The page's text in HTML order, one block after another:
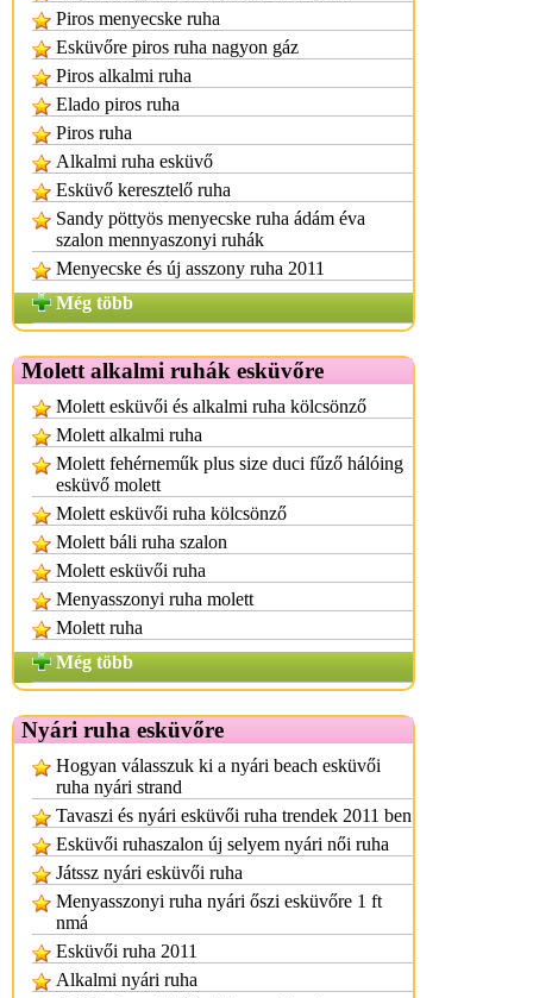
Piros menyecske ruha
Esküvőre piros ruha nagyon gáz
Piros alkalmi ruha
Elado piros ruha
Piros ruha
Alkalmi ruha esküvő
Esküvő keresztelő ruha
Sandy pöttyös menyecske ruha ádám éva
szalon mennyaszonyi ruhák
Menyecske és új asszony ruha 2011
Még több
Molett alkalmi ruhák esküvőre
Molett esküvői és alkalmi ruha kölcsönző
Molett alkalmi ruha
Molett fehérneműk plus size duci fűző hálóing
esküvő molett
Molett esküvői ruha kölcsönző
Molett báli ruha szalon
Molett esküvői ruha
Menyasszonyi ruha molett
Molett ruha
Még több
Nyári ruha esküvőre
Hogyan válasszuk ki a nyári beach esküvői
ruha nyári strand
Tavaszi és nyári esküvői ruha trendek 2011 ben
Esküvői ruhaszalon új selyem nyári női ruha
Játssz nyári esküvői ruha
Menyasszonyi ruha nyári őszi esküvőre 1 ft
nmá
Esküvői ruha 2011
Alkalmi nyári ruha